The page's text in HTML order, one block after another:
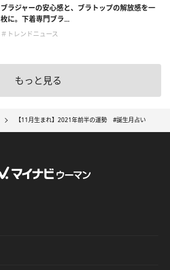
ブラジャーの安心感と、ブラトップの解放感を一
枚に。下着専門ブラ...
＃トレンドニュース
もっと見る
【11月生まれ】2021年前半の運勢 #誕生月占い